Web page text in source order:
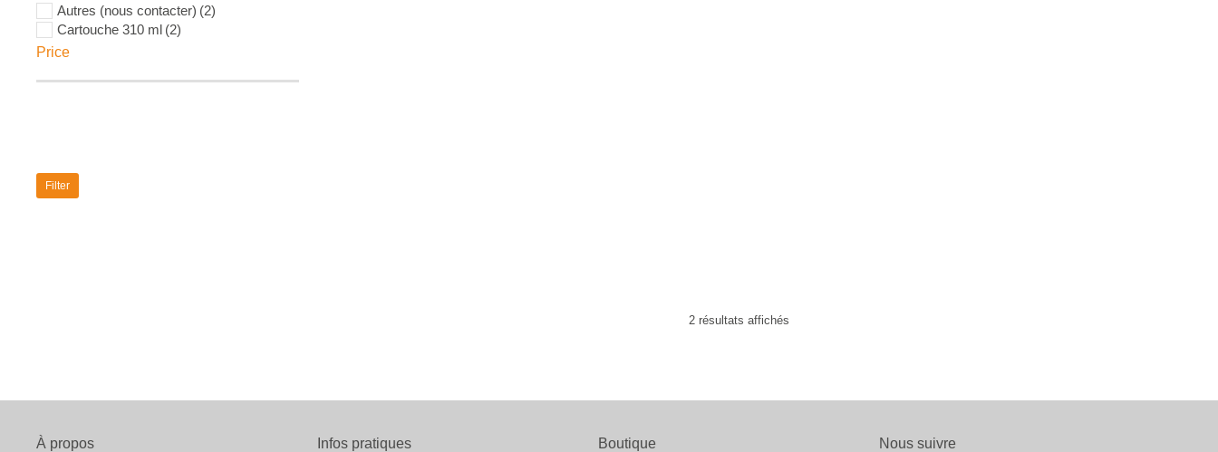
Autres (nous contacter) (2)
Cartouche 310 ml (2)
Price
Filter
2 résultats affichés
À propos Infos pratiques Boutique Nous suivre